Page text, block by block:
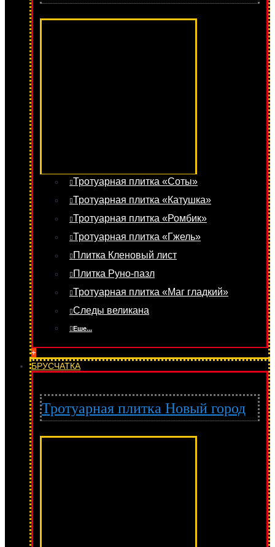
Тротуарная плитка «Соты»
Тротуарная плитка «Катушка»
Тротуарная плитка «Ромбик»
Тротуарная плитка «Гжель»
Плитка Кленовый лист
Плитка Руно-пазл
Тротуарная плитка «Маг гладкий»
Следы великана
Еше...
+
БРУСЧАТКА
Тротуарная плитка Новый город